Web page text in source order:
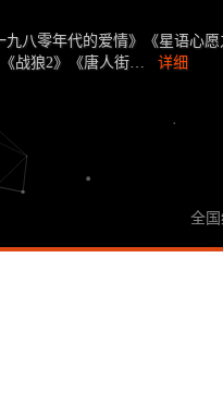
八零年代的爱情》《星语心
《战狼2》《唐人街… 详细
全国